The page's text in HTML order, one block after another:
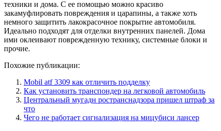
техники и дома. С ее помощью можно красиво
закамуфлировать повреждения и царапины, а также хоть
немного защитить лакокрасочное покрытие автомобиля.
Идеально подходят для отделки внутренних панелей. Дома
ими оклеивают поврежденную технику, системные блоки и
прочие.
Похожие публикации:
Mobil atf 3309 как отличить подделку
Как установить транспондер на легковой автомобиль
Центральный мугадн ространснадзора пришел штраф за
что
Чего не работает сигнализация на мицубиси лансер